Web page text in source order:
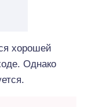
хорошей
Однако